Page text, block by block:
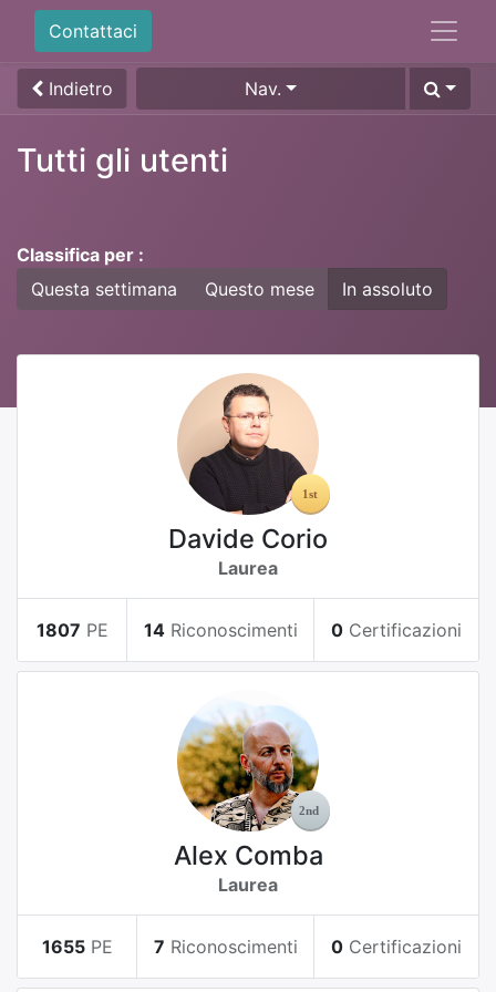
Contattaci
Indietro Nav.
Tutti gli utenti
Classifica per :
Questa settimana
Questo mese In assoluto
Davide Corio
Laurea
1807 PE 14 Riconoscimenti 0 Certificazioni
Alex Comba
Laurea
1655 PE 7 Riconoscimenti 0 Certificazioni